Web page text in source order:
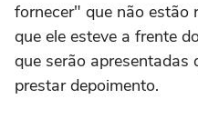
fornecer" que não estão
que ele esteve a frente
que serão
prestar depoimento.